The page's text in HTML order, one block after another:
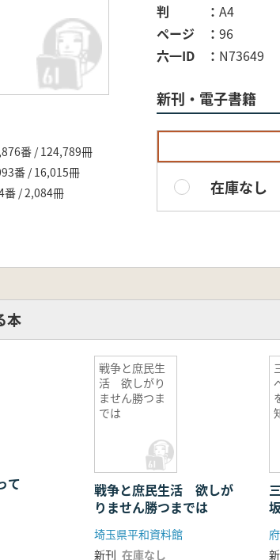
番 / 124,789冊
番 / 16,015冊
番 / 2,084冊
判
A4
ページ
96
六一ID
N73649
新刊・電子書籍
在庫なし
本
て
戦争と庶民生
活 欲しがり
ません勝つま
では
戦争と庶民生活 欲しが
りません勝つまでは
埼玉県平和資料館
新刊 在庫なし